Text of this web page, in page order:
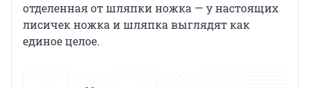
отделенная от шляпки ножка — у настоящих
лисичек ножка и шляпка выглядят как
единое целое.